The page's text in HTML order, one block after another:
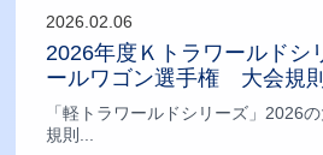
2026.02.06
2026年度Ｋトラワールドシ
ールワゴン選手権 大会規
「軽トラワールドシリーズ」2026
規則...